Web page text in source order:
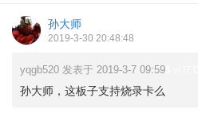
孙大师
2019-3-30 20:48:48
yqgb520 发表于 2019-3-7 09:59
孙大师，这板子支持烧录卡么